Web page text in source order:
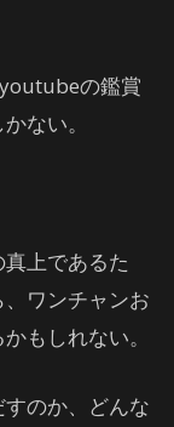
の鑑賞
ない。
上であるた
ワンチャンお
もしれない。
のか、どんな